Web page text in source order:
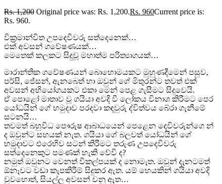
Rs.1,200 Original price was: Rs. 1,200.Rs. 960Current price is:
Rs. 960.
වික‍්‍රමාන්විත උපදෙවිවරු සත්දෙනෙක්…
එක් අවසන් ගවේෂණයක්…
මෙතෙක් කලකට සිදුවූ මහාත්ම පරිත්‍යාගයක්…
මාරාන්තික ගවේෂණයන් බොහොමයකට මුහුණදීමෙන් පසුව,
පර්සි, ජේසන්, ඇනබෙත් හා ඔවුන් ගේ මිතුරන්ට තවත් එක්
අවසන් අභියෝගයකට එකා මෙන් පෙළ ගැසීමට සිදුවෙයි.
ඒ පොළෝ මාතාව වූ ගයියා අවදි වී ලෝකය විනාශ කිරීමට පෙර
යෝධයින් ගේ හමුදාව පරදවා කඳවුරු ද්විත්වය බේරා ගැනීමේ
සටනයි…
තවමත් බහුවිධ පෞරුෂ ආබාධයෙන් පෙළෙන දෙවිවරුන්ගෙ න්
ද ඔවුන්ට සහයක් නැත. ගයියා ගේ බලවත් යෝධයින් ගේ
හමුදාවට එරෙහිව සටන් කිරීමට තරුණ උපදෙවිවරු
සත්දෙනෙකුට පමණක් හැකි වේවි ද?
නමුත් ඔවුනට වෙනත් විකල්පයක් ද නොමැත. ඔවුන් දැනටමත්
ඕනෑවට වඩා කැපකිරීම් සිදුකර ඇත. යම් හෙයකින් ගයියා අවදි
වුවහොත්, සියල්ල අවසන් වනු ඇත…